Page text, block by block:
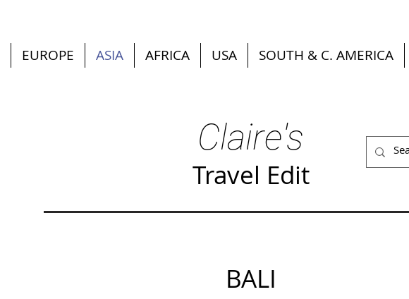
EUROPE ASIA AFRICA USA SOUTH & C. AMERICA
Claire's
Travel Edit
BALI